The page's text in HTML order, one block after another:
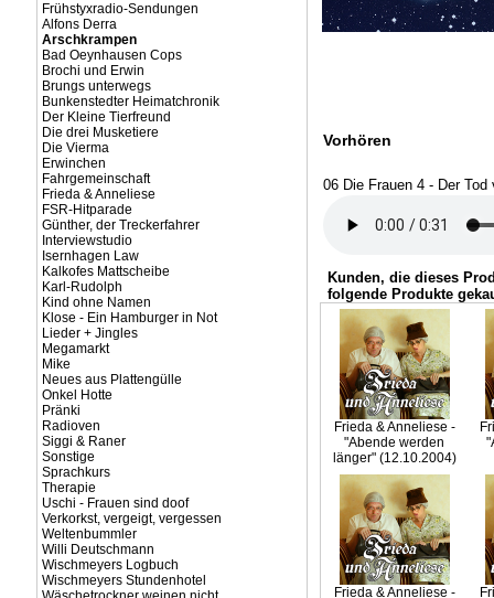
Frühstyxradio-Sendungen
Alfons Derra
Arschkrampen
Bad Oeynhausen Cops
Brochi und Erwin
Brungs unterwegs
Bunkenstedter Heimatchronik
Der Kleine Tierfreund
Die drei Musketiere
Die Vierma
Erwinchen
Fahrgemeinschaft
Frieda & Anneliese
FSR-Hitparade
Günther, der Treckerfahrer
Interviewstudio
Isernhagen Law
Kalkofes Mattscheibe
Karl-Rudolph
Kind ohne Namen
Klose - Ein Hamburger in Not
Lieder + Jingles
Megamarkt
Mike
Neues aus Plattengülle
Onkel Hotte
Pränki
Radioven
Siggi & Raner
Sonstige
Sprachkurs
Therapie
Uschi - Frauen sind doof
Verkorkst, vergeigt, vergessen
Weltenbummler
Willi Deutschmann
Wischmeyers Logbuch
Wischmeyers Stundenhotel
Vorhören
06 Die Frauen 4 - Der Tod
Kunden, die dieses
folgende Produkte
Frieda & Anneliese -
"Abende werden
länger" (12.10.2004)
Frieda & Anneliese -